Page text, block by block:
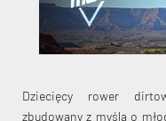
Dziecięcy rower
zbudowany z myślą o